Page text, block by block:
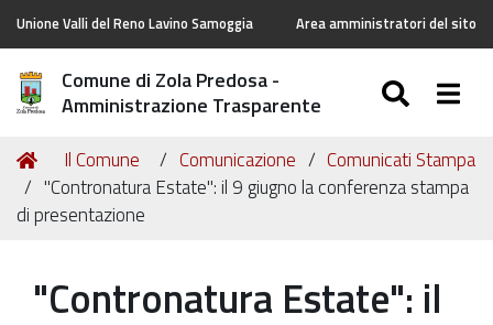
Unione Valli del Reno Lavino Samoggia Area amministratori del sito
Comune di Zola Predosa -
Amministrazione Trasparente
Tu
sei
qui:
Home
Il Comune Comunicazione
Comunicati Stampa
"Contronatura Estate": il 9 giugno la conferenza stampa
di presentazione
"Contronatura Estate": il